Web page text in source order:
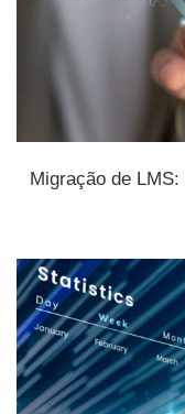
Migração de